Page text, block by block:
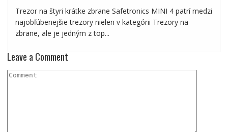
Trezor na štyri krátke zbrane Safetronics MINI 4 patrí medzi
najobľúbenejšie trezory nielen v kategórii Trezory na
zbrane, ale je jedným z top...
Leave a Comment